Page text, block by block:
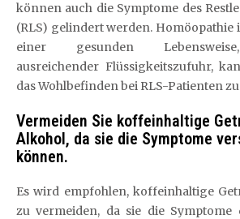
können auch die Symptome des
(RLS) gelindert werden.
einer gesunden
ausreichender Flüssigkeitszufuhr,
das Wohlbefinden bei RLS-Patienten
Vermeiden Sie koffeinhaltige
Alkohol, da sie die Symptome
können.
Es wird empfohlen, koffeinhaltige
zu vermeiden, da sie die Symptome